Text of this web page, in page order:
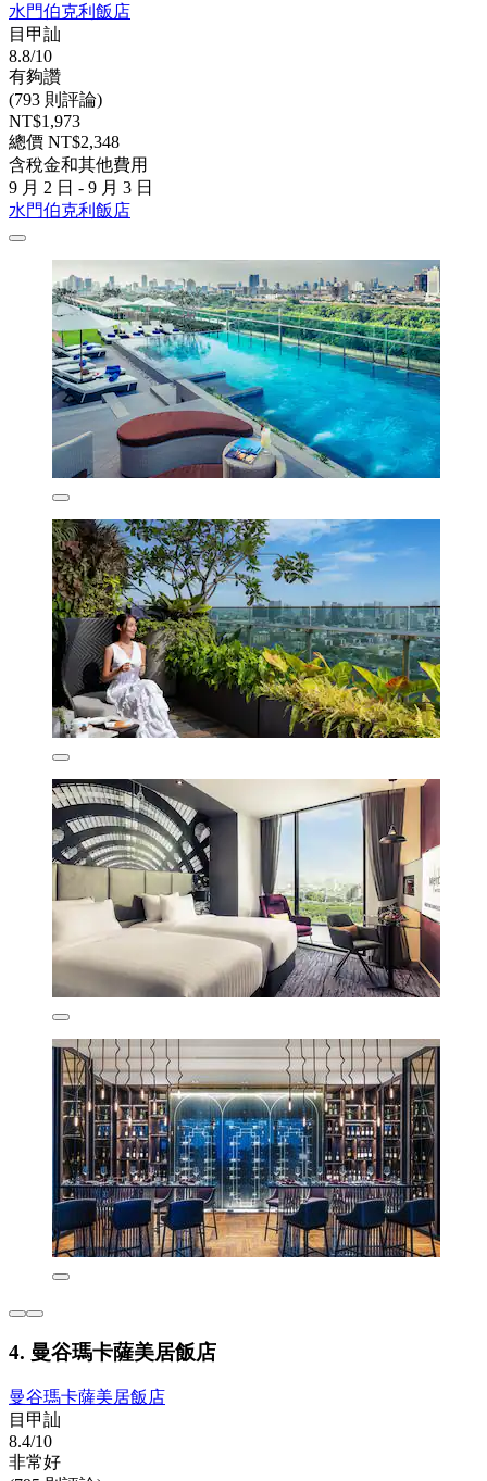
水門伯克利飯店
目甲訕
8.8/10
有夠讚
(793 則評論)
NT$1,973
總價 NT$2,348
含稅金和其他費用
9 月 2 日 - 9 月 3 日
水門伯克利飯店
4. 曼谷瑪卡薩美居飯店
曼谷瑪卡薩美居飯店
目甲訕
8.4/10
非常好